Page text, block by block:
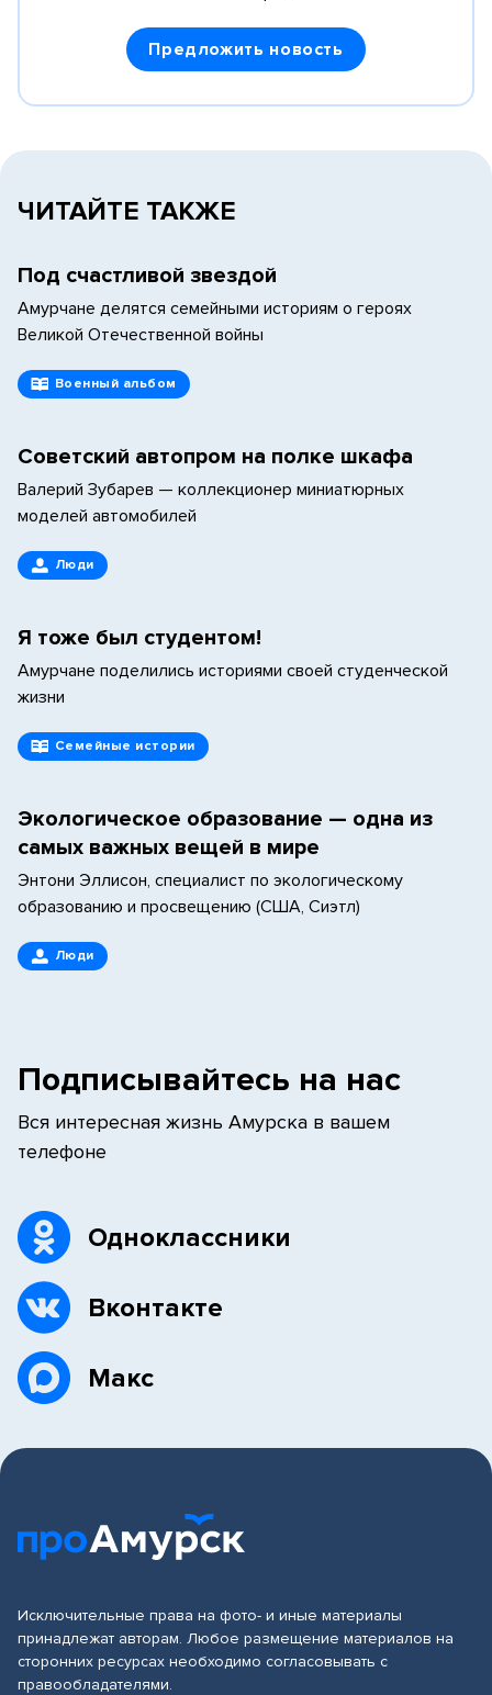
Предложить новость
ЧИТАЙТЕ ТАКЖЕ
Под счастливой звездой
Амурчане делятся семейными историям о героях
Великой Отечественной войны
Военный альбом
Cоветский автопром на полке шкафа
Валерий Зубарев — коллекционер миниатюрных
моделей автомобилей
Люди
Я тоже был студентом!
Амурчане поделились историями своей студенческой
жизни
Семейные истории
Экологическое образование — одна из
самых важных вещей в мире
Энтони Эллисон, специалист по экологическому
образованию и просвещению (США, Сиэтл)
Люди
Подписывайтесь на нас
Вся интересная жизнь Амурска в вашем
телефоне
Одноклассники
Вконтакте
Макс
Исключительные права на фото- и иные материалы
принадлежат авторам. Любое размещение материалов на
сторонних ресурсах необходимо согласовывать с
правообладателями.